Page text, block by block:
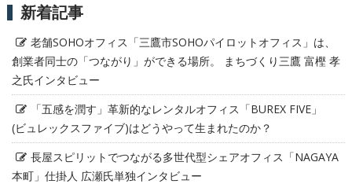
新着記事
老舗SOHOオフィス「三鷹市SOHOパイロットオフィス」は、
創業者同士の「つながり」ができる場所。 まちづくり三鷹 富樫 孝
之氏インタビュー
「五感を潤す」革新的なレンタルオフィス「BUREX FIVE」
(ビュレックスファイブ)はどうやって生まれたのか？
長屋スピリットでつながる多世代型シェアオフィス「NAGAYA
本町」仕掛人 広瀬氏単独インタビュー